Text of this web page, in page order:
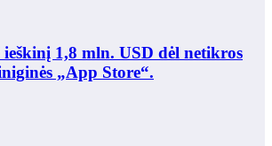
1,8 mln. USD dėl netikros
„App Store“.